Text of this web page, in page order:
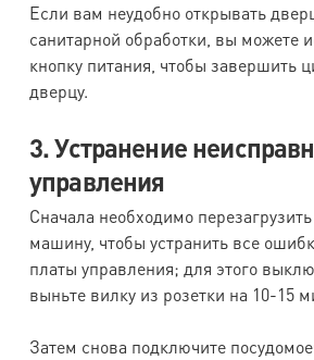
Если вам неудобно открывать
санитарной обработки, вы можете
кнопку питания, чтобы завершить
дверцу.
3. Устранение
управления
Сначала необходимо
машину, чтобы устранить все
платы управления; для этого
выньте вилку из розетки на 10-15
Затем снова подключите